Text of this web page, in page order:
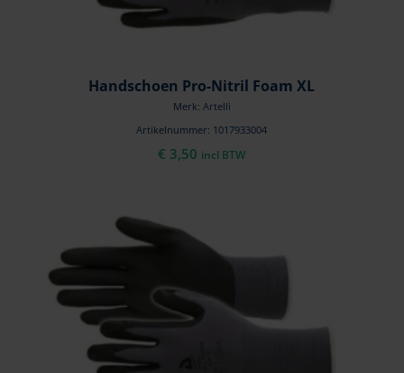
Handschoen Pro-Nitril Foam XL
Merk: Artelli
Artikelnummer: 1017933004
€ 3,50 incl BTW